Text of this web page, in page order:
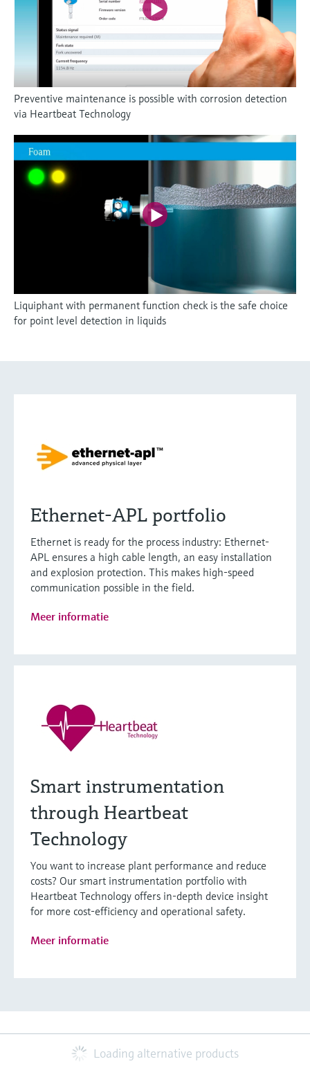
Preventive maintenance is possible with corrosion detection
via Heartbeat Technology
Liquiphant with permanent function check is the safe choice
for point level detection in liquids
Ethernet-APL portfolio
Ethernet is ready for the process industry: Ethernet-
APL ensures a high cable length, an easy installation
and explosion protection. This makes high-speed
communication possible in the field.
Meer informatie
Smart instrumentation
through Heartbeat
Technology
You want to increase plant performance and reduce
costs? Our smart instrumentation portfolio with
Heartbeat Technology offers in-depth device insight
for more cost-efficiency and operational safety.
Meer informatie
Loading alternative products